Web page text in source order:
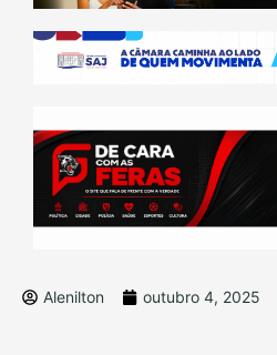
Alenilton outubro 4, 2025